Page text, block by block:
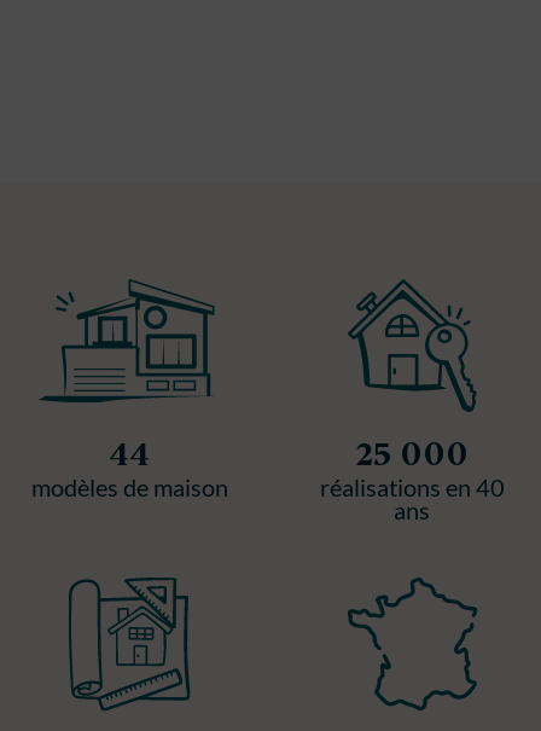
44
modèles de maison
25 000
réalisations en 40
ans